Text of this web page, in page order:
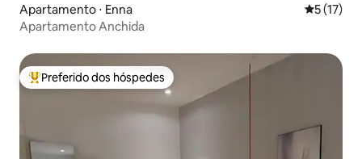
Apartamento ⋅ Enna 5 de uma
5 (17)
Apartamento Anchida
Entre os melhores preferidos dos hóspedes
Preferido dos hóspedes